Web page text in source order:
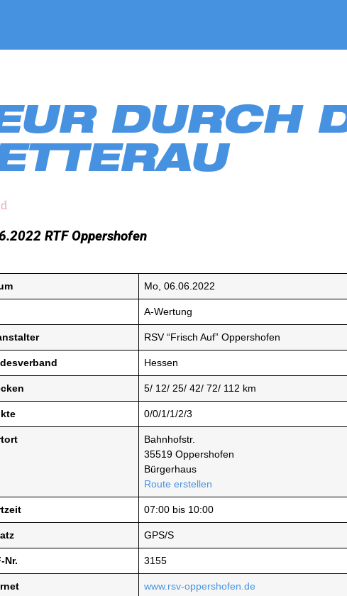
DURCH
RTF Oppershofen
Mo, 06.06.2022
A-Wertung
RSV “Frisch Auf” Oppershofen
Hessen
5/ 12/ 25/ 42/ 72/ 112 km
0/0/1/1/2/3
Bahnhofstr.
35519 Oppershofen
Bürgerhaus
Route erstellen
07:00 bis 10:00
GPS/S
Nr. 3155
www.rsv-oppershofen.de